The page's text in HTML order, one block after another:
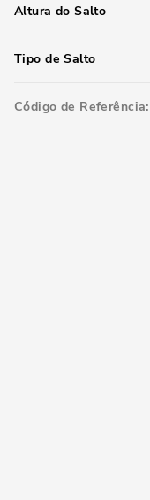
Altura do Salto
Tipo de Salto
Código de Referência